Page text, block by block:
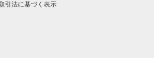
引法に基づく表示